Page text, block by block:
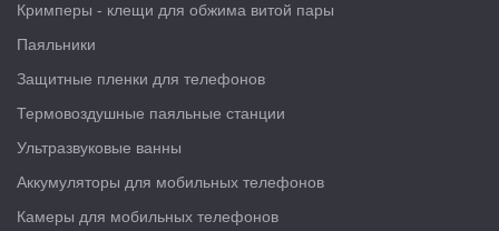
Кримперы - клещи для обжима витой пары
Паяльники
Защитные пленки для телефонов
Термовоздушные паяльные станции
Ультразвуковые ванны
Аккумуляторы для мобильных телефонов
Камеры для мобильных телефонов